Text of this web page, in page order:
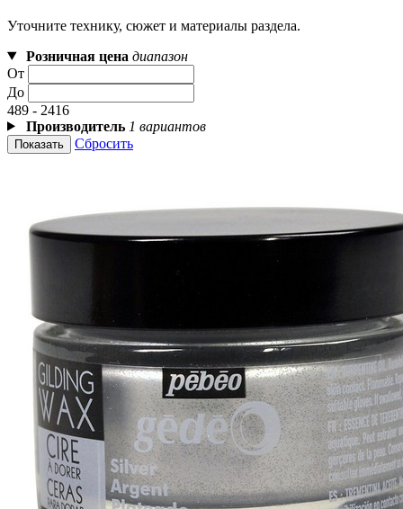
Уточните технику, сюжет и материалы раздела.
Розничная цена диапазон
От
До
489 - 2416
Производитель 1 вариантов
Показать Сбросить